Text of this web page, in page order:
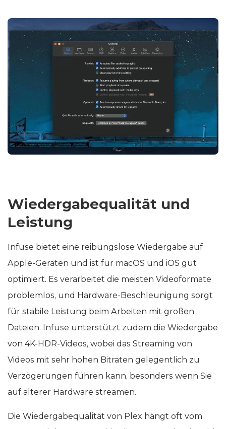
Wiedergabequalität und
Leistung
Infuse bietet eine reibungslose Wiedergabe auf
Apple-Geräten und ist für macOS und iOS gut
optimiert. Es verarbeitet die meisten Videoformate
problemlos, und Hardware-Beschleunigung sorgt
für stabile Leistung beim Arbeiten mit großen
Dateien. Infuse unterstützt zudem die Wiedergabe
von 4K-HDR-Videos, wobei das Streaming von
Videos mit sehr hohen Bitraten gelegentlich zu
Verzögerungen führen kann, besonders wenn Sie
auf älterer Hardware streamen.
Die Wiedergabequalität von Plex hängt oft vom